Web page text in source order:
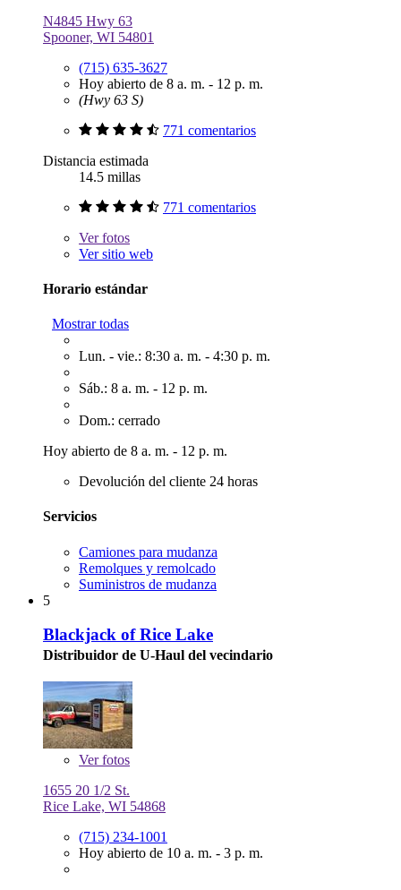
N4845 Hwy 63
Spooner, WI 54801
(715) 635-3627
Hoy abierto de 8 a. m. - 12 p. m.
(Hwy 63 S)
771 comentarios
Distancia estimada
14.5 millas
771 comentarios
Verfotos
Ver sitio web
Horario estándar
Mostrar todas
Lun. - vie.: 8:30 a. m. - 4:30 p. m.
Sáb.: 8 a. m. - 12 p. m.
Dom.: cerrado
Hoy abierto de 8 a. m. - 12 p. m.
Devolución del cliente 24 horas
Servicios
Camiones para mudanza
Remolques y remolcado
Suministros de mudanza
5
Blackjack of Rice Lake
Distribuidor de U-Haul del vecindario
Verfotos
1655 20 1/2 St.
Rice Lake, WI 54868
(715) 234-1001
Hoy abierto de 10 a. m. - 3 p. m.